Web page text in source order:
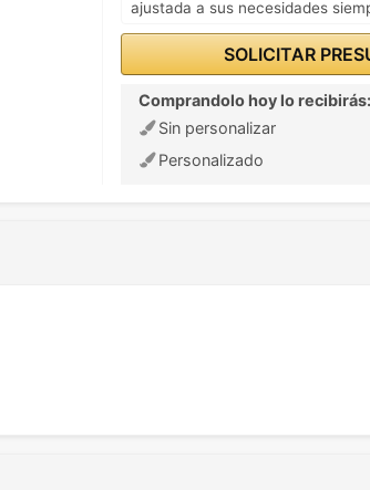
ajustada a sus necesidades
SOLICITAR
Comprandolo hoy lo recibirás:
Sin personalizar
Personalizado